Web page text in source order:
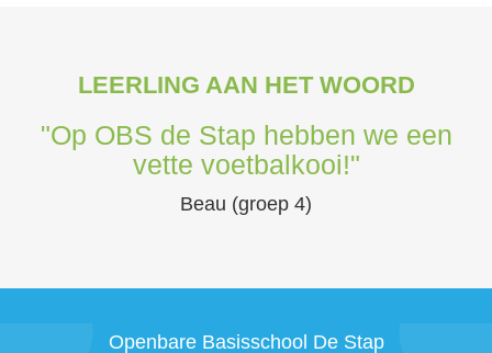
LEERLING AAN HET WOORD
"Op OBS de Stap hebben we een
vette voetbalkooi!"
Beau (groep 4)
Openbare Basisschool De Stap